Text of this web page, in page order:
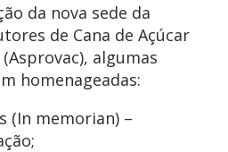
da nova sede da
de Cana de Açúcar
algumas
homenageadas:
(In memorian) –